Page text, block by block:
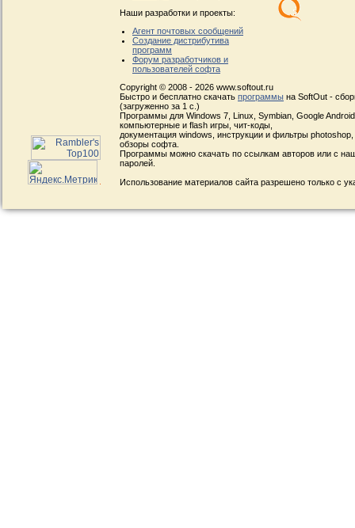
Наши разработки и проекты:
Агент почтовых сообщений
Создание дистрибутива
программ
Форум разработчиков и
пользователей софта
Copyright © 2008 - 2026 www.softout.ru
Быстро и бесплатно скачать программы на SoftOut -
(загруженно за 1 с.)
Программы для Windows 7, Linux, Symbian, Google
компьютерные и flash игры, чит-коды,
документация windows, инструкции и фильтры
обзоры софта.
Программы можно скачать по ссылкам авторов или с
паролей.
Использование материалов сайта разрешено только с